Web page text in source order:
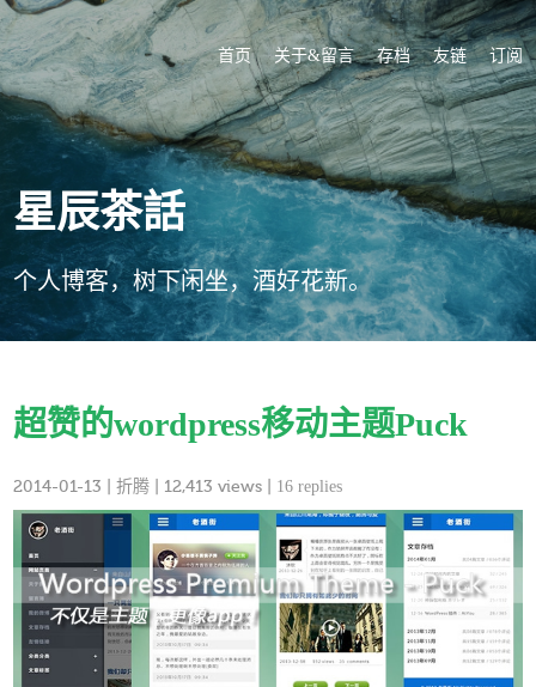
首页 关于&留言 存档 友链 订阅
星辰茶話
个人博客，树下闲坐，酒好花新。
超赞的wordpress移动主题Puck
2014-01-13 |折腾 | 12,413 views | 16 replies